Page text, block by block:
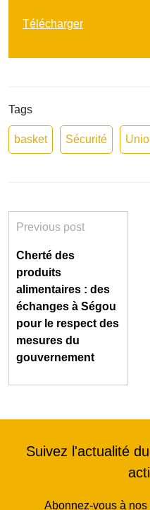
Télécharger
Tags
basket Sécurité
Previous post
Cherté des
produits
alimentaires : des
échanges à Ségou
pour le respect des
mesures du
gouvernement
Suivez l'actualité
Abonnez-vous à